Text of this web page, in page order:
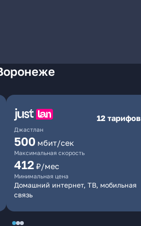
Джастлан
12 тарифов
500 мбит/сек
Максимальная скорость
412 ₽/мес
Минимальная цена
Домашний интернет, ТВ, мобильная
связь